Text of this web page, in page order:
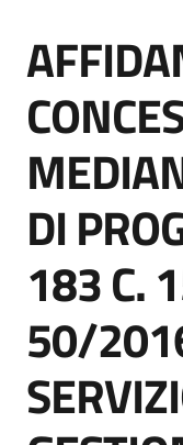
acquisto
Supporto
Piattaforme
telematiche
English
site
Salta al contenuto
DI
183 C.
50/